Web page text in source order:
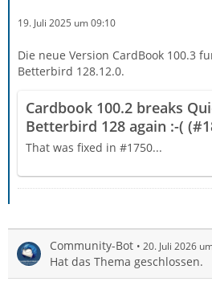
19. Juli 2025 um 09:10
Die neue Version CardBook 100.3
Betterbird 128.12.0.
Cardbook 100.2 breaks
Betterbird 128 again :-(
CardBook / CardBook ·
That was fixed in #1750...
Community-Bot 20. Juli 2026
Hat das Thema geschlossen.